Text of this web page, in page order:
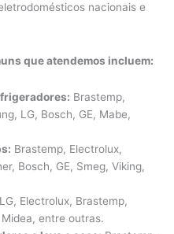
nacionais e
que atendemos incluem:
Brastemp,
LG, Bosch, GE, Mabe,
Brastemp, Electrolux,
Bosch, GE, Smeg, Viking,
Electrolux, Brastemp,
entre outras.